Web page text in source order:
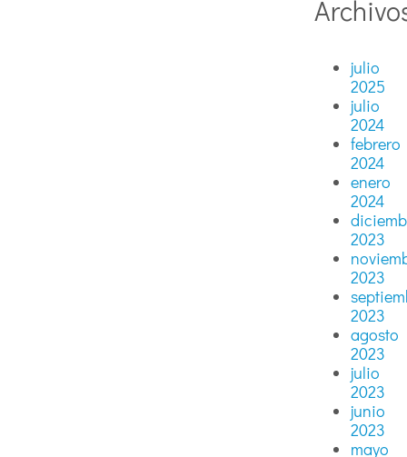
julio
2025
julio
2024
febrero
2024
enero
2024
2023
2023
2023
agosto
2023
julio
2023
junio
2023
mayo